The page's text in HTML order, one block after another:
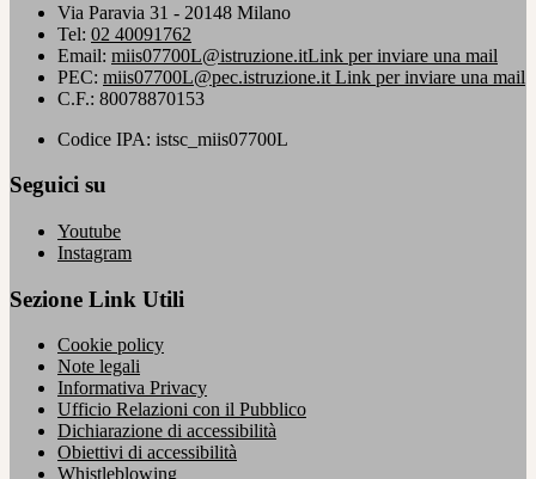
Via Paravia 31 - 20148 Milano
Tel: 02 40091762
Email: miis07700L@istruzione.itLink per inviare una mail
PEC: miis07700L@pec.istruzione.it Link per inviare una mail
C.F.: 80078870153
Codice IPA: istsc_miis07700L
Seguici su
Youtube
Instagram
Sezione Link Utili
Cookie policy
Note legali
Informativa Privacy
Ufficio Relazioni con il Pubblico
Dichiarazione di accessibilità
Obiettivi di accessibilità
Whistleblowing